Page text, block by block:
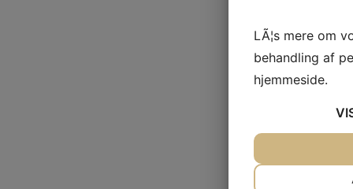
LÃ¦s mere om
behandling af
hjemmeside.